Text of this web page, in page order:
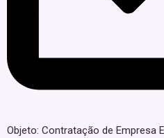
Objeto: Contratação de Empresa